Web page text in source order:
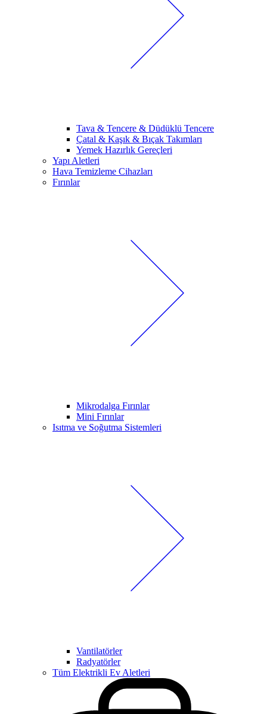
Tava & Tencere & Düdüklü Tencere
Çatal & Kaşık & Bıçak Takımları
Yemek Hazırlık Gereçleri
Yapı Aletleri
Hava Temizleme Cihazları
Fırınlar
Mikrodalga Fırınlar
Mini Fırınlar
Isıtma ve Soğutma Sistemleri
Vantilatörler
Radyatörler
Tüm Elektrikli Ev Aletleri